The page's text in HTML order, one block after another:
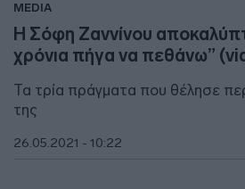
MEDIA
Η Σόφη Ζαννίνου
χρόνια πήγα να πεθάνω”
Τα τρία πράγματα που θέλησε
της
26.05.2021 - 10:22